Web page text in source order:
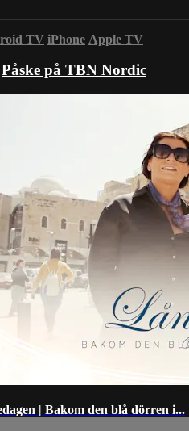
TV iPhone Apple TV
Påske på TBN Nordic
| Bakom den blå dörren i...